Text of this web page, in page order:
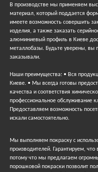
В производстве мы применяем
материал, который поддается
имеете возможность совершить
изделия, а также заказать
алюминиевый профиль в Киеве
металлобазы. Будьте уверены, вы
заказывали.
Наши преимущества: • Вся
Киеве. • Мы всегда готовы
качества и соответствия
профессиональное обслуживание
Предоставляем возможность
искали самостоятельно.
Мы выполняем покраску с
производителей. Гарантируем,
потому что мы предлагаем
порошковой покраски позволит